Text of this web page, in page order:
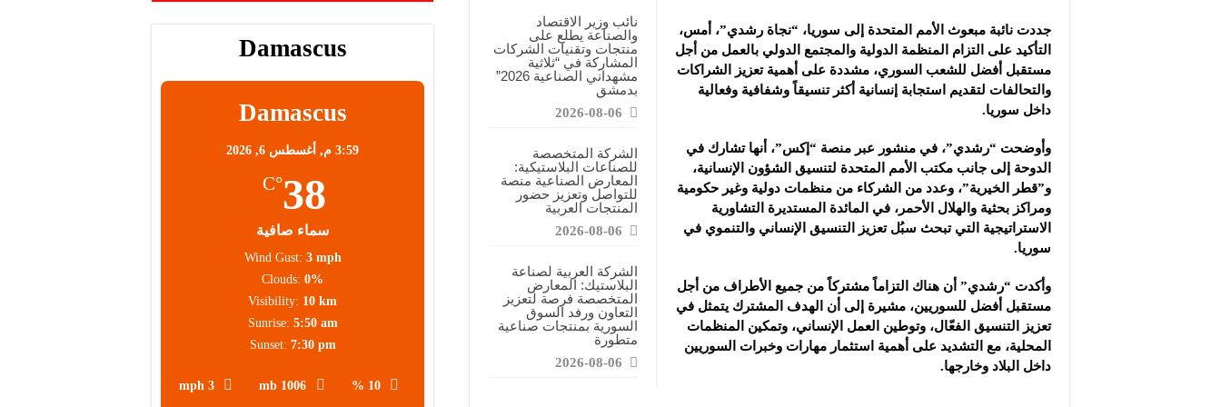
شركة “كاربوباتش”: المعرض منصة لتعزيز الشراكات ودعم الصناعات البلاستيكية السورية
شركة “جالكسي أوتوميشن”: المعارض المتخصصة تساهم في دعم الصناعة السورية وتعزيز حضور المنتجات المحلية
نائب وزير الاقتصاد
والصناعة يطلع على
منتجات وتقنيات الشركات
المشاركة في “ثلاثية
مشهداني الصناعية 2026”
بدمشق
2026-08-06
الشركة المتخصصة
للصناعات البلاستيكية:
المعارض الصناعية منصة
للتواصل وتعزيز حضور
المنتجات العربية
2026-08-06
الشركة العربية لصناعة
البلاستيك: المعارض
المتخصصة فرصة لتعزيز
التعاون ورفد السوق
السورية بمنتجات صناعية
متطورة
2026-08-06
جددت نائبة مبعوث الأمم المتحدة إلى سوريا، “نجاة رشدي”، أمس،
التأكيد على التزام المنظمة الدولية والمجتمع الدولي بالعمل من أجل
مستقبل أفضل للشعب السوري، مشددة على أهمية تعزيز الشراكات
والتحالفات لتقديم استجابة إنسانية أكثر تنسيقاً وشفافية وفعالية
داخل سوريا.
وأوضحت “رشدي”، في منشور عبر منصة “إكس”، أنها تشارك في
الدوحة إلى جانب مكتب الأمم المتحدة لتنسيق الشؤون الإنسانية،
و”قطر الخيرية”، وعدد من الشركاء من منظمات دولية وغير حكومية
ومراكز بحثية والهلال الأحمر، في المائدة المستديرة التشاورية
الاستراتيجية التي تبحث سبُل تعزيز التنسيق الإنساني والتنموي في
سوريا.
وأكدت “رشدي” أن هناك التزاماً مشتركاً من جميع الأطراف من أجل
مستقبل أفضل للسوريين، مشيرة إلى أن الهدف المشترك يتمثل في
تعزيز التنسيق الفعّال، وتوطين العمل الإنساني، وتمكين المنظمات
المحلية، مع التشديد على أهمية استثمار مهارات وخبرات السوريين
داخل البلاد وخارجها.
Damascus
Damascus
3:59 م, أغسطس 6, 2026
38
°C
سماء صافية
10 %
1006 mb
3 mph
Wind Gust: 3 mph
Clouds: 0%
Visibility: 10 km
Sunrise: 5:50 am
Sunset: 7:30 pm